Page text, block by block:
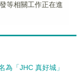
等相關工作正在進
為「JHC 真好城」